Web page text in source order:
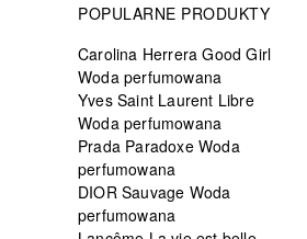
POPULARNE PRODUKTY
Carolina Herrera Good Girl
Woda perfumowana
Yves Saint Laurent Libre
Woda perfumowana
Prada Paradoxe Woda
perfumowana
DIOR Sauvage Woda
perfumowana